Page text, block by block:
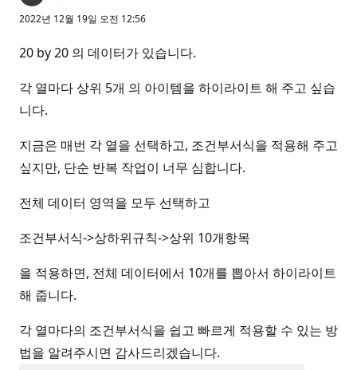
2022년 12월 19일 오전 12:56
20 by 20 의 데이터가 있습니다.
각 열마다 상위 5개 의 아이템을 하이라이트 해 주고 싶습
니다.
지금은 매번 각 열을 선택하고, 조건부서식을 적용해 주고
싶지만, 단순 반복 작업이 너무 심합니다.
전체 데이터 영역을 모두 선택하고
조건부서식->상하위규칙->상위 10개항목
을 적용하면, 전체 데이터에서 10개를 뽑아서 하이라이트
해 줍니다.
각 열마다의 조건부서식을 쉽고 빠르게 적용할 수 있는 방
법을 알려주시면 감사드리겠습니다.